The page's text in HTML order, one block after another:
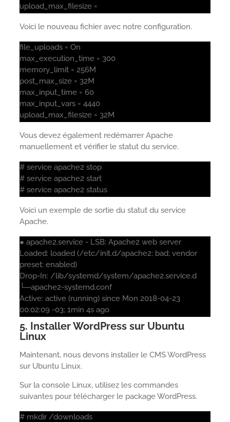
upload_max_filesize =
Voici le nouveau fichier avec notre configuration.
file_uploads = On
max_execution_time = 300
memory_limit = 256M
post_max_size = 32M
max_input_time = 60
max_input_vars = 4440
upload_max_filesize = 32M
Vous devez également redémarrer Apache
manuellement et vérifier le statut du service.
# service apache2 stop
# service apache2 start
# service apache2 status
Voici un exemple de sortie du statut du service
Apache.
● apache2.service - LSB: Apache2 web server
Loaded: loaded (/etc/init.d/apache2; bad; vendor
preset: enabled)
Drop-In: /lib/systemd/system/apache2.service.d
└─apache2-systemd.conf
Active: active (running) since Mon 2018-04-23
00:02:09 -03; 1min 4s ago
5. Installer WordPress sur Ubuntu
Linux
Maintenant, nous devons installer le CMS WordPress
sur Ubuntu Linux.
Sur la console Linux, utilisez les commandes
suivantes pour télécharger le package WordPress.
# mkdir /downloads